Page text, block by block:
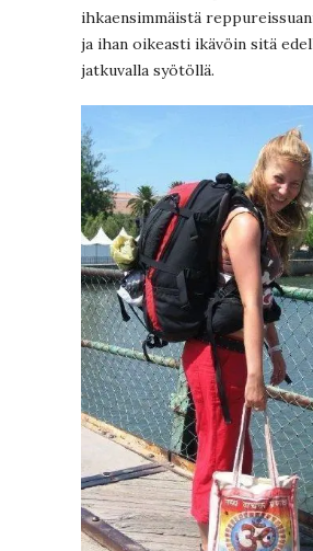
ihkaensimmäistä
ja ihan oikeasti ikävöin sitä
jatkuvalla syötöllä.